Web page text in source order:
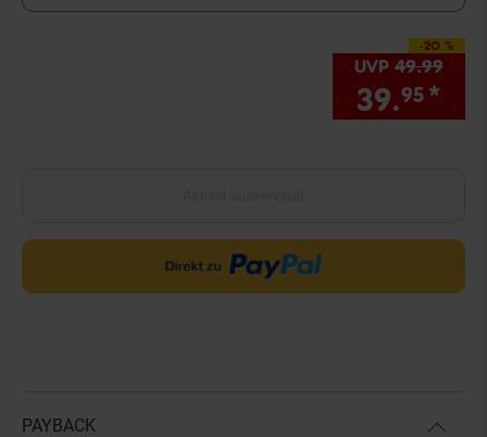
-20 %
Sie Sparen 20
UVP 49.99
39.95 *
PAYBACK